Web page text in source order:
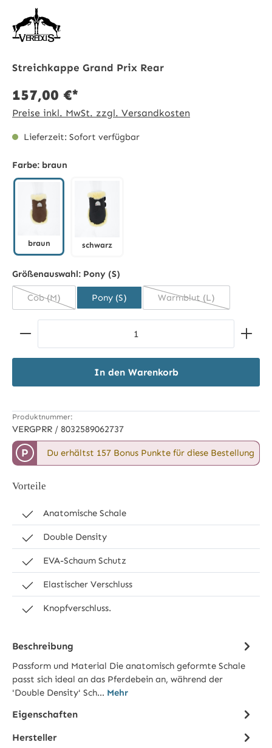
Streichkappe Grand Prix Rear
157,00 €*
Preise inkl. MwSt. zzgl. Versandkosten
Lieferzeit: Sofort verfügbar
Farbe: braun
braun schwarz
Größenauswahl: Pony (S)
Cob (M)
(Diese Option ist zurzeit nicht verfügbar.)
Pony (S) Warmblut (L)
(Diese Option ist
Produkt Anzahl: Gib den gewünschten Wert ein
In den Warenkorb
Produktnummer:
VERGPRR / 8032589062737
P Du erhältst 157 Bonus Punkte für diese Bestellung
Vorteile
Anatomische Schale
Double Density
EVA-Schaum Schutz
Elastischer Verschluss
Knopfverschluss.
Beschreibung
Passform und Material Die anatomisch geformte Schale
passt sich ideal an das Pferdebein an, während der
'Double Density' Sch… Mehr
Eigenschaften
Hersteller